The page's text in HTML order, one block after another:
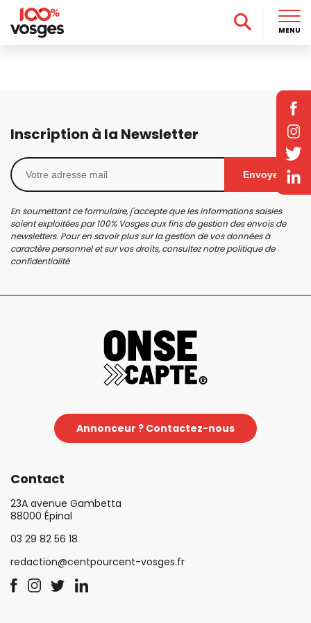
Inscription à la Newsletter
Envoyer
En soumettant ce formulaire, j'accepte que les informations saisies
soient exploitées par 100% Vosges aux fins de gestion des envois de
newsletters. Pour en savoir plus sur la gestion de vos données à
caractère personnel et sur vos droits, consultez notrepolitique de
confidentialité
Annonceur ? Contactez-nous
Contact
23A avenue Gambetta
88000 Épinal
03 29 82 56 18
redaction@centpourcent-vosges.fr
MENU